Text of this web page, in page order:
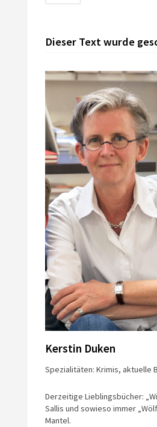
Dieser Text wurde
Kerstin Duken
Spezialitäten: Krimis, aktuelle
Derzeitige Lieblingsbücher:
Sallis und sowieso immer
Mantel.